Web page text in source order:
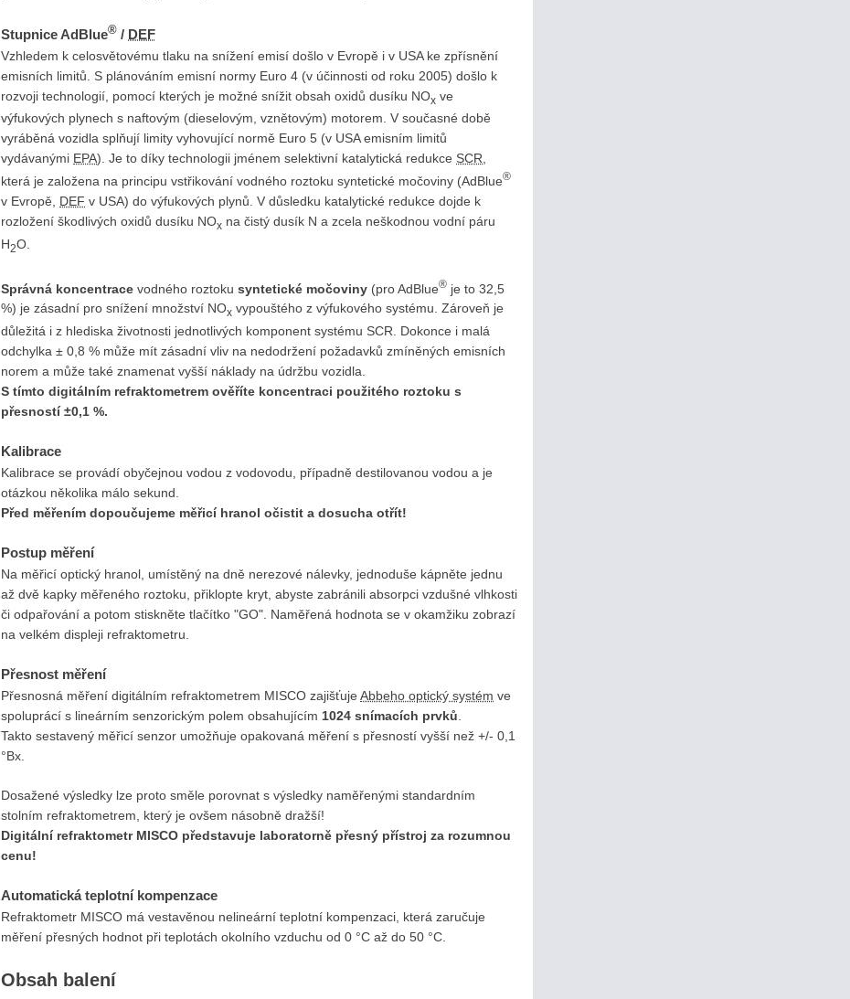
Stupnice AdBlue® / DEF
Vzhledem k celosvětovému tlaku na snížení emisí došlo v Evropě i v USA ke zpřísnění
emisních limitů. S plánováním emisní normy Euro 4 (v účinnosti od roku 2005) došlo k
rozvoji technologií, pomocí kterých je možné snížit obsah oxidů dusíku NOx ve
výfukových plynech s naftovým (dieselovým, vznětovým) motorem. V současné době
vyráběná vozidla splňují limity vyhovující normě Euro 5 (v USA emisním limitů
vydávanými EPA). Je to díky technologii jménem selektivní katalytická redukce SCR,
která je založena na principu vstřikování vodného roztoku syntetické močoviny (AdBlue®
v Evropě, DEF v USA) do výfukových plynů. V důsledku katalytické redukce dojde k
rozložení škodlivých oxidů dusíku NOx na čistý dusík N a zcela neškodnou vodní páru
H2O.
Správná koncentrace vodného roztokusyntetické močoviny (pro AdBlue® je to 32,5
%) je zásadní pro snížení množství NOx vypouštého z výfukového systému. Zároveň je
důležitá i z hlediska životnosti jednotlivých komponent systému SCR. Dokonce i malá
odchylka ± 0,8 % může mít zásadní vliv na nedodržení požadavků zmíněných emisních
norem a může také znamenat vyšší náklady na údržbu vozidla.
S tímto digitálním refraktometrem ověříte koncentraci použitého roztoku s
přesností ±0,1 %.
Kalibrace
Kalibrace se provádí obyčejnou vodou z vodovodu, případně destilovanou vodou a je
otázkou několika málo sekund.
Před měřením dopoučujeme měřicí hranol očistit a dosucha otřít!
Postup měření
Na měřicí optický hranol, umístěný na dně nerezové nálevky, jednoduše kápněte jednu
až dvě kapky měřeného roztoku, přiklopte kryt, abyste zabránili absorpci vzdušné vlhkosti
či odpařování a potom stiskněte tlačítko "GO". Naměřená hodnota se v okamžiku zobrazí
na velkém displeji refraktometru.
Přesnost měření
Přesnosná měření digitálním refraktometrem MISCO zajišťujeAbbeho optický systém ve
spoluprácí s lineárním senzorickým polem obsahujícím 1024 snímacích prvků
Takto sestavený měřicí senzor umožňuje opakovaná měření s přesností vyšší než +/- 0,1
°Bx.
Dosažené výsledky lze proto směle porovnat s výsledky naměřenými standardním
stolním refraktometrem, který je ovšem násobně dražší!
Digitální refraktometr MISCO představuje laboratorně přesný přístroj za rozumnou
cenu!
Automatická teplotní kompenzace
Refraktometr MISCO má vestavěnou nelineární teplotní kompenzaci, která zaručuje
měření přesných hodnot při teplotách okolního vzduchu od 0 °C až do 50 °C.
Obsah balení